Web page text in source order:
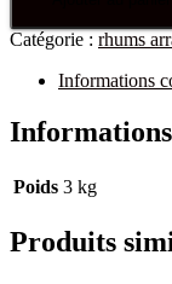
Catégorie : rhums
Informations
Poids 3 kg
Produits